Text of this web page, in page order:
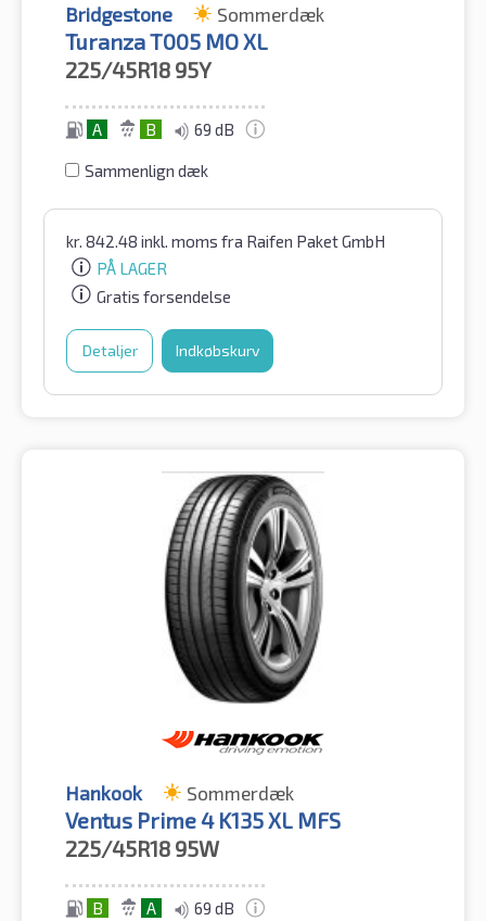
Bridgestone Sommerdæk
Turanza T005 MO XL
225/45R18 95Y
A B 69 dB
Sammenlign dæk
kr. 842.48 inkl. moms fra Raifen Paket GmbH
PÅ LAGER
Gratis forsendelse
Detaljer Indkøbskurv
Hankook Sommerdæk
Ventus Prime 4 K135 XL MFS
225/45R18 95W
B A 69 dB